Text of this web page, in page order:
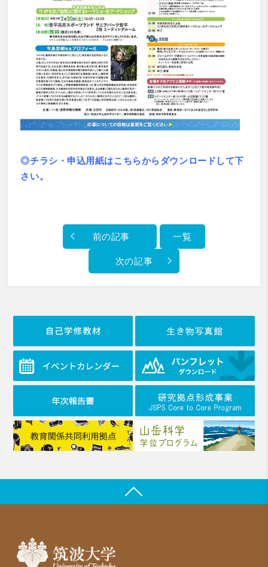
◎チラシ・申込用紙はこちらからダウンロードして下
さい。
前の記事 一覧
次の記事